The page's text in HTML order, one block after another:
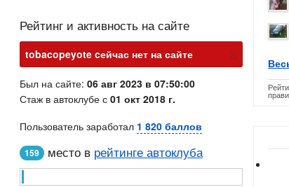
Рейтинг и активность на сайте
tobacopeyote cейчас нет на сайте х
Был на сайте: 06 авг 2023 в 07:50:00
Стаж в автоклубе с 01 окт 2018 г.
Пользователь заработал 1 820 баллов
159 место в рейтинге автоклуба